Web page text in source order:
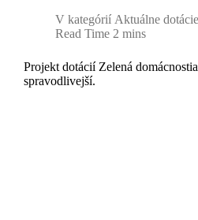
V kategórií Aktuálne dotácie
Read Time 2 mins
Projekt dotácií Zelená
spravodlivejší.